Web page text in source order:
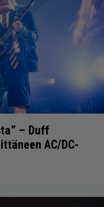
– Duff
AC/DC-